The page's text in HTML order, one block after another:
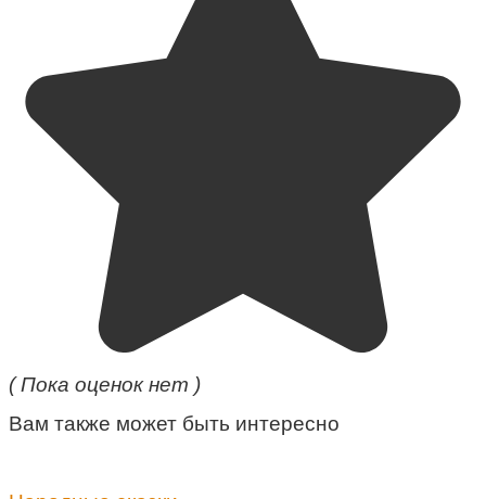
( Пока оценок нет )
Вам также может быть интересно